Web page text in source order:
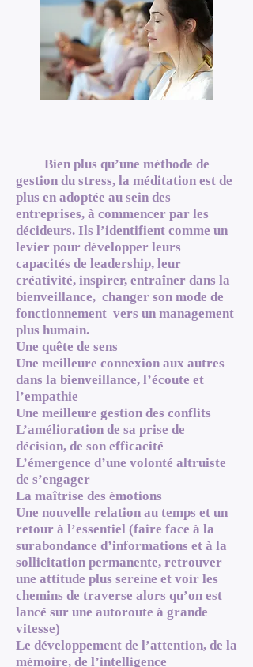
Bien plus qu’une méthode de
gestion du stress, la méditation est de
plus en adoptée au sein des
entreprises, à commencer par les
décideurs. Ils l’identifient comme un
levier pour développer leurs
capacités de leadership, leur
créativité, inspirer, entraîner dans la
bienveillance, changer son mode de
fonctionnement vers un management
plus humain.
Une quête de sens
Une meilleure connexion aux autres
dans la bienveillance, l’écoute et
l’empathie
Une meilleure gestion des conflits
L’amélioration de sa prise de
décision, de son efficacité
L’émergence d’une volonté altruiste
de s’engager
La maîtrise des émotions
Une nouvelle relation au temps et un
retour à l’essentiel (faire face à la
surabondance d’informations et à la
sollicitation permanente, retrouver
une attitude plus sereine et voir les
chemins de traverse alors qu’on est
lancé sur une autoroute à grande
vitesse)
Le développement de l’attention, de la
mémoire, de l’intelligence